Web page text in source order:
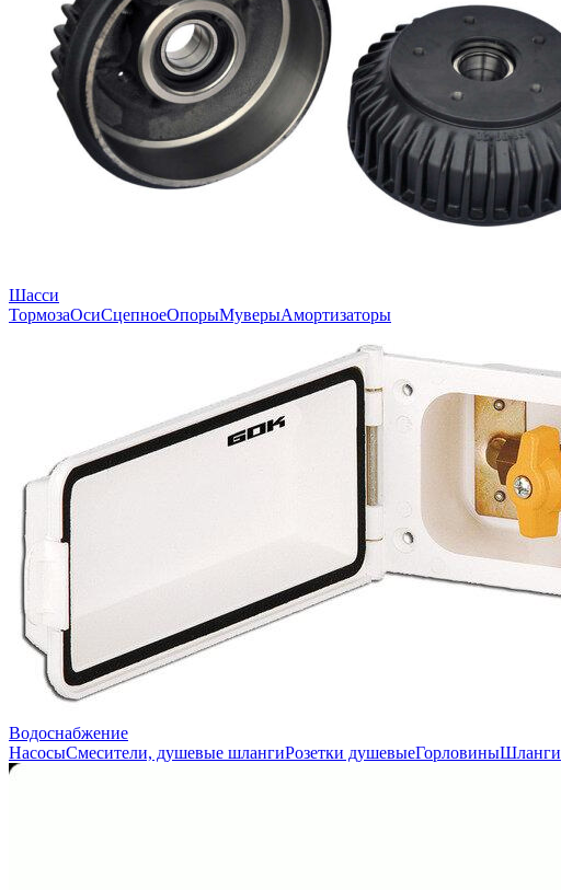
Шасси
ТормозаОсиСцепноеОпорыМуверыАмортизаторы
Водоснабжение
НасосыСмесители, душевые шлангиРозетки душевыеГорловиныШланги